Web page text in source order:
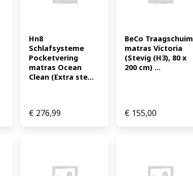
Hn8
Schlafsysteme
Pocketvering
matras Ocean
Clean (Extra ste...
€ 276,99
BeCo Traagschuim
matras Victoria
(Stevig (H3), 80 x
200 cm) ...
€ 155,00